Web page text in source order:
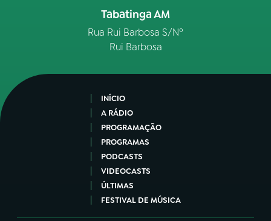
Tabatinga AM
Rua Rui Barbosa S/Nº
Rui Barbosa
INÍCIO
A RÁDIO
PROGRAMAÇÃO
PROGRAMAS
PODCASTS
VIDEOCASTS
ÚLTIMAS
FESTIVAL DE MÚSICA